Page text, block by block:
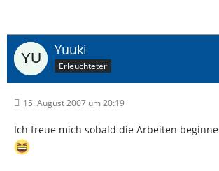
Yuuki
Erleuchteter
15. August 2007 um 20:19
Ich freue mich sobald die Arbeiten